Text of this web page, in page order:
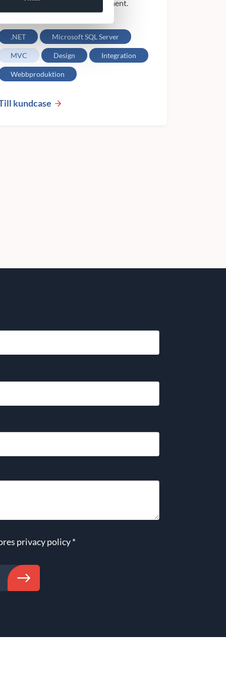
redovisning i diverse Excel dokument.
.NET Microsoft SQL Server
MVC Design Integration
Webbproduktion
kundcase
privacy policy*